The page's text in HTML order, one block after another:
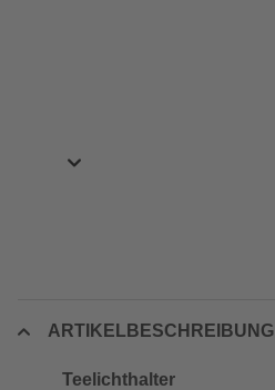
ARTIKELBESCHREIBUNG
Teelichthalter